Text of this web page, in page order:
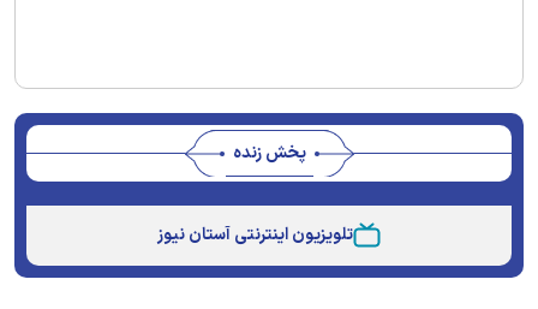
پخش زنده
تلویزیون اینترنتی آستان نیوز